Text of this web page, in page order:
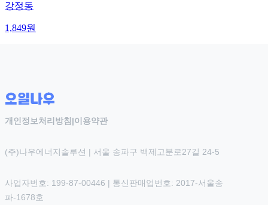
강정동
1,849원
개인정보처리방침 |이용약관
(주)나우에너지솔루션 | 서울 송파구 백제고분로27길 24-5
사업자번호: 199-87-00446 | 통신판매업번호: 2017-서울송
파-1678호